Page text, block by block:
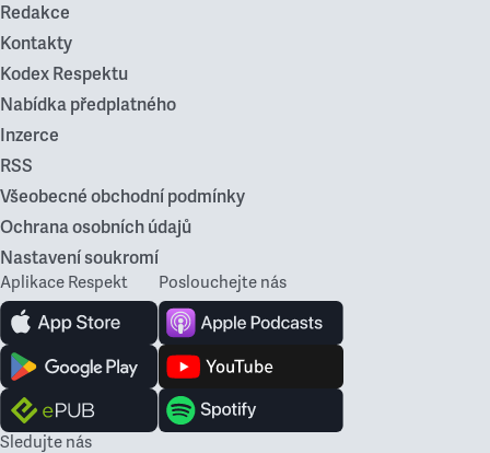
Redakce
Kontakty
Kodex Respektu
Nabídka předplatného
Inzerce
RSS
Všeobecné obchodní podmínky
Ochrana osobních údajů
Nastavení soukromí
Aplikace Respekt Poslouchejte nás
Sledujte nás